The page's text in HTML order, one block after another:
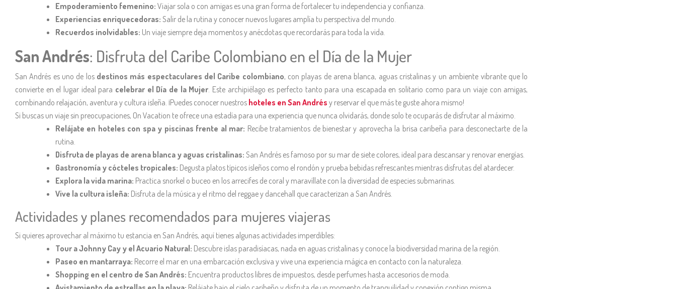
Empoderamiento femenino: Viajar sola o con amigas es una gran forma de fortalecer tu independencia y confianza.
Experiencias enriquecedoras: Salir de la rutina y conocer nuevos lugares amplía tu perspectiva del mundo.
Recuerdos inolvidables: Un viaje siempre deja momentos y anécdotas que recordarás para toda la vida.
San Andrés: Disfruta del Caribe Colombiano en el Día de la Mujer
San Andrés es uno de los destinos más espectaculares del Caribe colombiano, con playas de arena blanca, aguas cristalinas y un ambiente vibrante que lo
convierte en el lugar ideal para celebrar el Día de la Mujer . Este archipiélago es perfecto tanto para una escapada en solitario como para un viaje con amigas,
combinando relajación, aventura y cultura isleña. ¡Puedes conocer nuestros hoteles en San Andrés y reservar el que más te guste ahora mismo!
Si buscas un viaje sin preocupaciones, On Vacation te ofrece una estadía para una experiencia que nunca olvidarás, donde solo te ocuparás de disfrutar al máximo.
Relájate en hoteles con spa y piscinas frente al mar: Recibe tratamientos de bienestar y aprovecha la brisa caribeña para desconectarte de la
rutina.
Disfruta de playas de arena blanca y aguas cristalinas: San Andrés es famoso por su mar de siete colores, ideal para descansar y renovar energías.
Gastronomía y cócteles tropicales: Degusta platos típicos isleños como el rondón y prueba bebidas refrescantes mientras disfrutas del atardecer.
Explora la vida marina: Practica snorkel o buceo en los arrecifes de coral y maravíllate con la diversidad de especies submarinas.
Vive la cultura isleña: Disfruta de la música y el ritmo del reggae y dancehall que caracterizan a San Andrés.
Actividades y planes recomendados para mujeres viajeras
Si quieres aprovechar al máximo tu estancia en San Andrés, aquí tienes algunas actividades imperdibles:
Tour a Johnny Cay y el Acuario Natural: Descubre islas paradisíacas, nada en aguas cristalinas y conoce la biodiversidad marina de la región.
Paseo en mantarraya: Recorre el mar en una embarcación exclusiva y vive una experiencia mágica en contacto con la naturaleza.
Shopping en el centro de San Andrés: Encuentra productos libres de impuestos, desde perfumes hasta accesorios de moda.